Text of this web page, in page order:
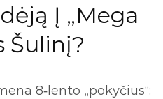
Į „Mega
Šulinį?
8‑lento „pokyčius“: